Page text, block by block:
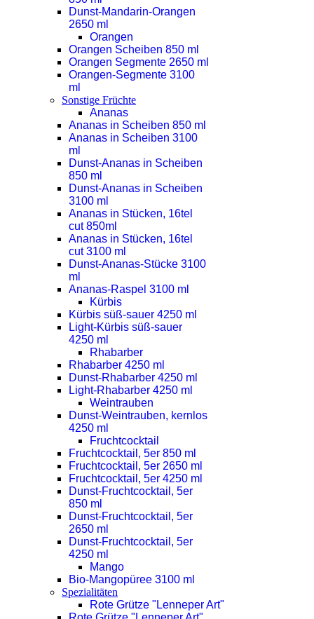
Dunst-Mandarin-Orangen
2650 ml
Orangen
Orangen Scheiben 850 ml
Orangen Segmente 2650 ml
Orangen-Segmente 3100
ml
Sonstige Früchte
Ananas
Ananas in Scheiben 850 ml
Ananas in Scheiben 3100
ml
Dunst-Ananas in Scheiben
850 ml
Dunst-Ananas in Scheiben
3100 ml
Ananas in Stücken, 16tel
cut 850ml
Ananas in Stücken, 16tel
cut 3100 ml
Dunst-Ananas-Stücke 3100
ml
Ananas-Raspel 3100 ml
Kürbis
Kürbis süß-sauer 4250 ml
Light-Kürbis süß-sauer
4250 ml
Rhabarber
Rhabarber 4250 ml
Dunst-Rhabarber 4250 ml
Light-Rhabarber 4250 ml
Weintrauben
Dunst-Weintrauben, kernlos
4250 ml
Fruchtcocktail
Fruchtcocktail, 5er 850 ml
Fruchtcocktail, 5er 2650 ml
Fruchtcocktail, 5er 4250 ml
Dunst-Fruchtcocktail, 5er
850 ml
Dunst-Fruchtcocktail, 5er
2650 ml
Dunst-Fruchtcocktail, 5er
4250 ml
Mango
Bio-Mangopüree 3100 ml
Spezialitäten
Rote Grütze "Lenneper Art"